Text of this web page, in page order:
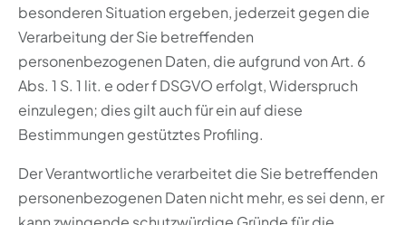
besonderen Situation ergeben, jederzeit gegen die
Verarbeitung der Sie betreffenden
personenbezogenen Daten, die aufgrund von Art. 6
Abs. 1 S. 1 lit. e oder f DSGVO erfolgt, Widerspruch
einzulegen; dies gilt auch für ein auf diese
Bestimmungen gestütztes Profiling.
Der Verantwortliche verarbeitet die Sie betreffenden
personenbezogenen Daten nicht mehr, es sei denn, er